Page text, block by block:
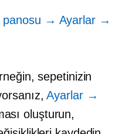
→ Ayarlar →
sepetinizin
Ayarlar →
oluşturun,